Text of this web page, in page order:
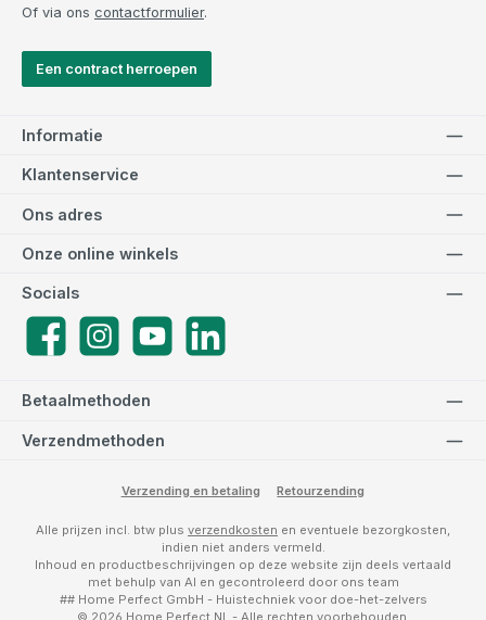
Of via ons contactformulier.
Een contract herroepen
Informatie
Klantenservice
Betaalmethoden
Verzendmethoden
Ons adres
Socials
FacebookInstagramYouTube
Onze online winkels
Verzending en betaling Retourzending
Alle prijzen incl. btw plus verzendkosten en eventuele bezorgkosten,
indien niet anders vermeld.
Inhoud en productbeschrijvingen op deze website zijn deels vertaald
met behulp van AI en gecontroleerd door ons team
## Home Perfect GmbH - Huistechniek voor doe-het-zelvers
© 2026 Home Perfect NL - Alle rechten voorbehouden.